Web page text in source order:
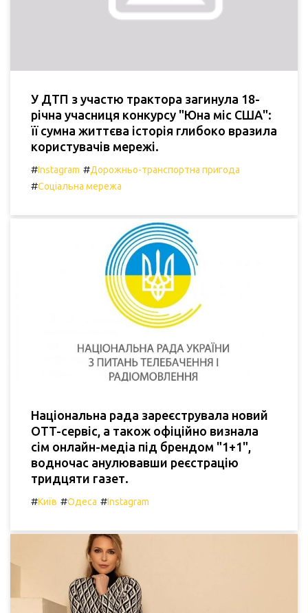
У ДТП з участю трактора загинула 18-
річна учасниця конкурсу "Юна міс США":
її сумна життєва історія глибоко вразила
користувачів мережі.
#Instagram #Дорожньо-транспортна пригода
#Соціальна мережа
Національна рада зареєструвала новий
OTT-сервіс, а також офіційно визнала
сім онлайн-медіа під брендом "1+1",
водночас анулювавши реєстрацію
тридцяти газет.
#Київ #Одеса #Instagram